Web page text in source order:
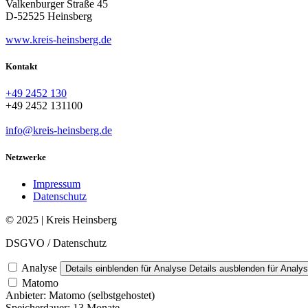
Valkenburger Straße 45
D-52525 Heinsberg
www.kreis-heinsberg.de
Kontakt
+49 2452 130
+49 2452 131100
info@kreis-heinsberg.de
Netzwerke
Impressum
Datenschutz
© 2025 | Kreis Heinsberg
DSGVO / Datenschutz
Analyse Details einblenden für Analyse Details ausblenden für
Matomo
Anbieter: Matomo (selbstgehostet)